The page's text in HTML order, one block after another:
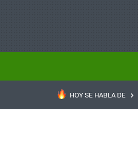
HOY SE HABLA DE